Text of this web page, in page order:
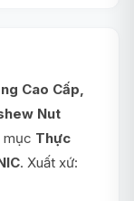
Cao Cấp,
Nut
mục Thực
. Xuất xứ: